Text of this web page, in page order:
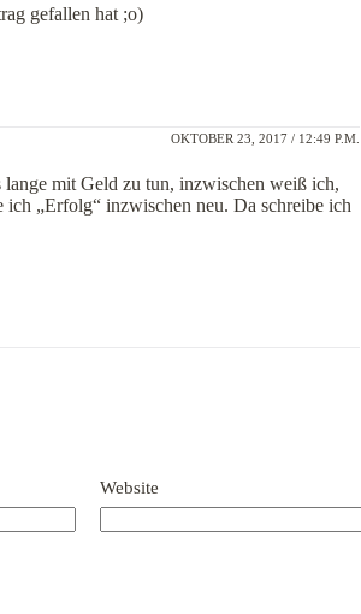
gefallen hat ;o)
OKTOBER 23, 2017 / 12:49 P.M.
mit Geld zu tun, inzwischen weiß ich,
„Erfolg“ inzwischen neu. Da schreibe ich
Website